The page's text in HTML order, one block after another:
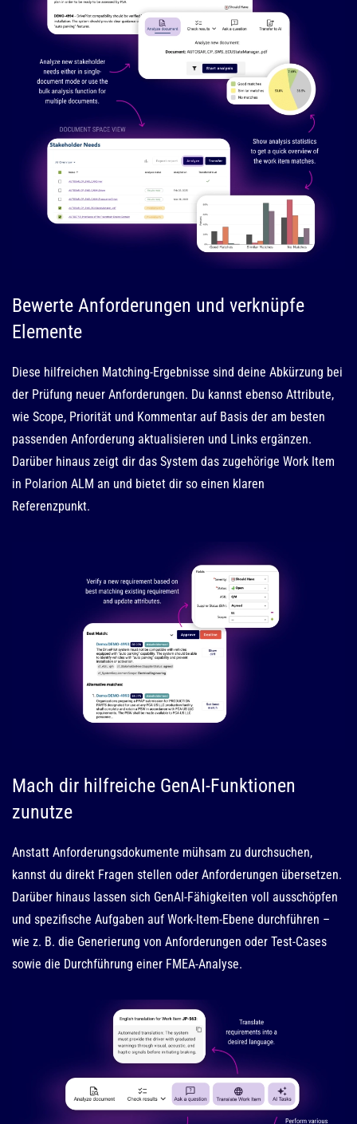
Bewerte Anforderungen und verknüpfe
Elemente
Diese hilfreichen Matching-Ergebnisse sind deine Abkürzung bei
der Prüfung neuer Anforderungen. Du kannst ebenso Attribute,
wie Scope, Priorität und Kommentar auf Basis der am besten
passenden Anforderung aktualisieren und Links ergänzen.
Darüber hinaus zeigt dir das System das zugehörige Work Item
in Polarion ALM an und bietet dir so einen klaren
Referenzpunkt.
Mach dir hilfreiche GenAI-Funktionen
zunutze
Anstatt Anforderungsdokumente mühsam zu durchsuchen,
kannst du direkt Fragen stellen oder Anforderungen übersetzen.
Darüber hinaus lassen sich GenAI-Fähigkeiten voll ausschöpfen
und spezifische Aufgaben auf Work-Item-Ebene durchführen –
wie z. B. die Generierung von Anforderungen oder Test-Cases
sowie die Durchführung einer FMEA-Analyse.